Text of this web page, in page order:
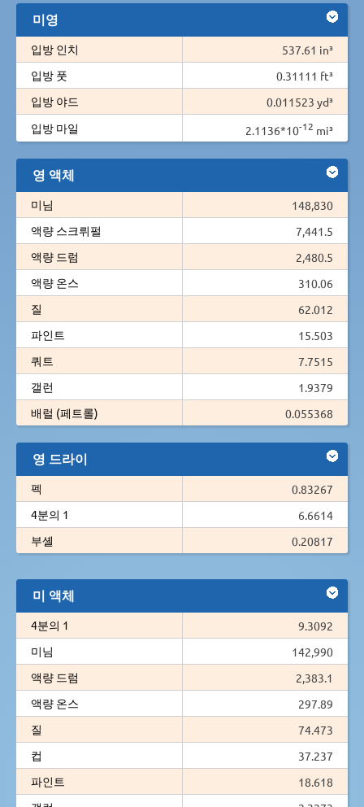
미영
입방 인치
537.61 in³
입방 풋
0.31111 ft³
입방 야드
0.011523 yd³
입방 마일
2.1136*10-12 mi³
영 액체
미님
148,830
액량 스크뤼펄
7,441.5
액량 드럼
2,480.5
액량 온스
310.06
질
62.012
파인트
15.503
쿼트
7.7515
갤런
1.9379
배럴 (페트롤)
0.055368
영 드라이
펙
0.83267
4분의 1
6.6614
부셸
0.20817
미 액체
4분의 1
9.3092
미님
142,990
액량 드럼
2,383.1
액량 온스
297.89
질
74.473
컵
37.237
파인트
18.618